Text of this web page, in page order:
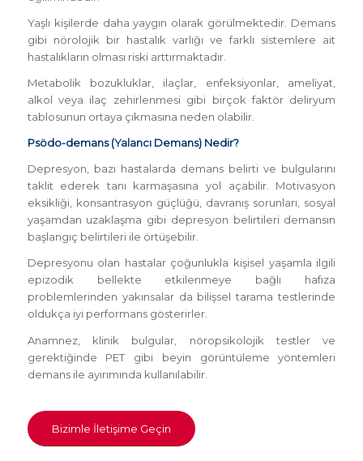
Yaşlı kişilerde daha yaygın olarak görülmektedir. Demans
gibi nörolojik bir hastalık varlığı ve farklı sistemlere ait
hastalıkların olması riski arttırmaktadır.
Metabolik bozukluklar, ilaçlar, enfeksiyonlar, ameliyat,
alkol veya ilaç zehirlenmesi gibi birçok faktör deliryum
tablosunun ortaya çıkmasına neden olabilir.
Psödo-demans (Yalancı Demans) Nedir?
Depresyon, bazı hastalarda demans belirti ve bulgularını
taklit ederek tanı karmaşasına yol açabilir. Motivasyon
eksikliği, konsantrasyon güçlüğü, davranış sorunları, sosyal
yaşamdan uzaklaşma gibi depresyon belirtileri demansın
başlangıç belirtileri ile örtüşebilir.
Depresyonu olan hastalar çoğunlukla kişisel yaşamla ilgili
epizodik bellekte etkilenmeye bağlı hafıza
problemlerinden yakınsalar da bilişsel tarama testlerinde
oldukça iyi performans gösterirler.
Anamnez, klinik bulgular, nöropsikolojik testler ve
gerektiğinde PET gibi beyin görüntüleme yöntemleri
demans ile ayırımında kullanılabilir.
Bizimle İletişime Geçin